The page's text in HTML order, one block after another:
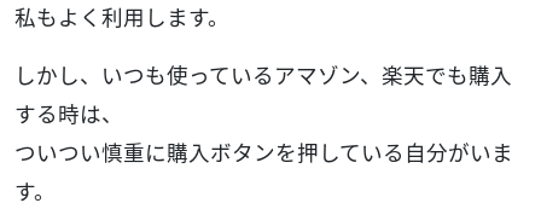
私もよく利用します。
しかし、いつも使っているアマゾン、楽天でも購入
する時は、
ついつい慎重に購入ボタンを押している自分がいま
す。